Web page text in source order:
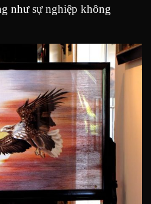
như sự nghiệp không